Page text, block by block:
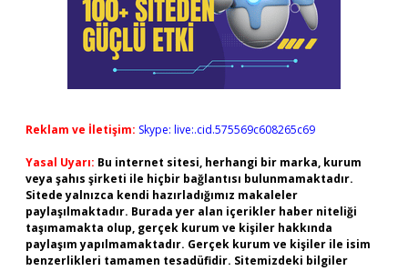
Reklam ve İletişim: Skype: live:.cid.575569c608265c69
Yasal Uyarı: Bu internet sitesi, herhangi bir marka, kurum
veya şahıs şirketi ile hiçbir bağlantısı bulunmamaktadır.
Sitede yalnızca kendi hazırladığımız makaleler
paylaşılmaktadır. Burada yer alan içerikler haber niteliği
taşımamakta olup, gerçek kurum ve kişiler hakkında
paylaşım yapılmamaktadır. Gerçek kurum ve kişiler ile isim
benzerlikleri tamamen tesadüfidir. Sitemizdeki bilgiler